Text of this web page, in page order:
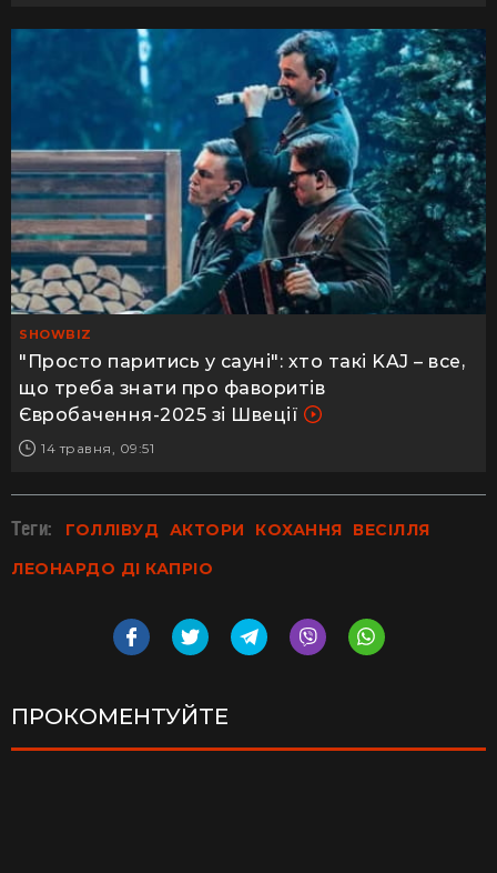
SHOWBIZ
"Просто паритись у сауні": хто такі KAJ – все,
що треба знати про фаворитів
Євробачення-2025 зі Швеції
14 травня, 09:51
Теги: ГОЛЛІВУД АКТОРИ КОХАННЯ
ВЕСІЛЛЯ
ЛЕОНАРДО ДІ КАПРІО
ПРОКОМЕНТУЙТЕ